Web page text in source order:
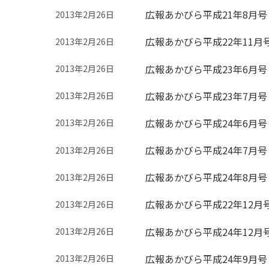
2013年2月26日 広報あかびら平成21年8月号
2013年2月26日 広報あかびら平成22年11月
2013年2月26日 広報あかびら平成23年6月号
2013年2月26日 広報あかびら平成23年7月号
2013年2月26日 広報あかびら平成24年6月号
2013年2月26日 広報あかびら平成24年7月号
2013年2月26日 広報あかびら平成24年8月号
2013年2月26日 広報あかびら平成22年12月
2013年2月26日 広報あかびら平成24年12月
2013年2月26日 広報あかびら平成24年9月号